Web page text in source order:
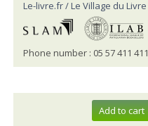
Le-livre.fr / Le Village du Livre
Phone number : 05 57 411 411
Add to cart